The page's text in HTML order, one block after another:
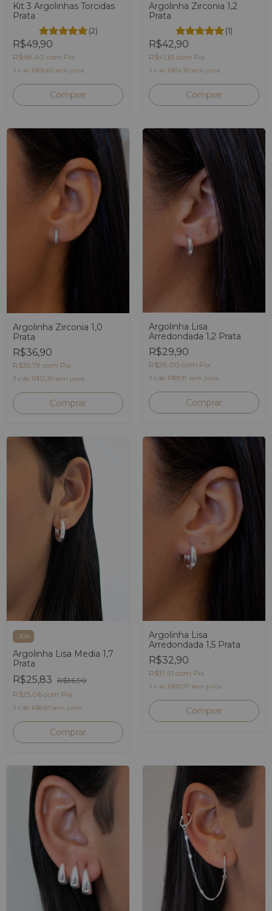
Kit 3 Argolinhas Torcidas
Prata
(2)
R$49,90
R$48,40 com Pix
3 x de R$16,63 sem juros
Argolinha Zirconia 1,2
Prata
(1)
R$42,90
R$41,61 com Pix
3 x de R$14,30 sem juros
Argolinha Zirconia 1,0
Prata
R$36,90
R$35,79 com Pix
3 x de R$12,30 sem juros
Argolinha Lisa
Arredondada 1,2 Prata
R$29,90
R$29,00 com Pix
3 x de R$9,97 sem juros
-30%
Argolinha Lisa Media 1,7
Prata
R$25,83 R$36,90
R$25,06 com Pix
3 x de R$8,61 sem juros
Argolinha Lisa
Arredondada 1,5 Prata
R$32,90
R$31,91 com Pix
3 x de R$10,97 sem juros